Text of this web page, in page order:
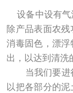
设备中设有
除产品表面农
消毒固色，漂
出，以达到清洗
当我们要进行
以把各部分的